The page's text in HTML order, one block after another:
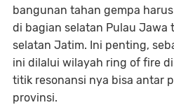
bangunan tahan gempa
di bagian selatan Pulau Jawa
selatan Jatim. Ini penting,
ini dilalui wilayah ring of fire
titik resonansi nya bisa antar
provinsi.